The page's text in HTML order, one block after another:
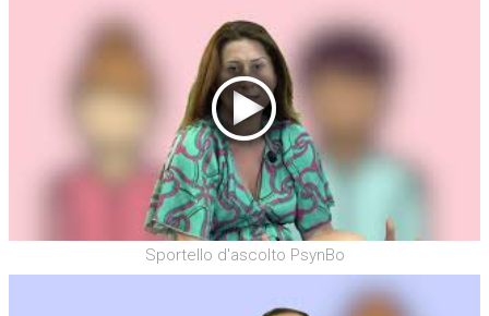
Sportello d'ascolto PsynBo